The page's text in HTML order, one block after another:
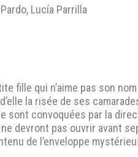
Lucía Parrilla
fille qui n’aime pas son
la risée de ses
sont convoquées par la
devront pas ouvrir avant
de l’enveloppe